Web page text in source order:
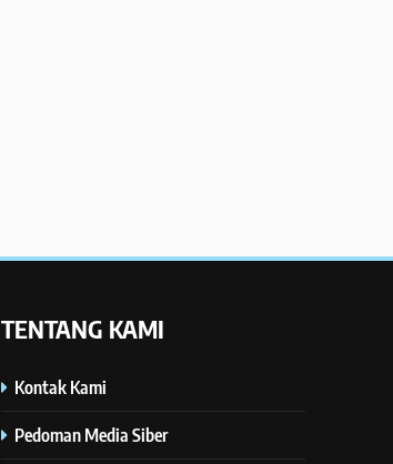
TENTANG KAMI
Kontak Kami
Pedoman Media Siber